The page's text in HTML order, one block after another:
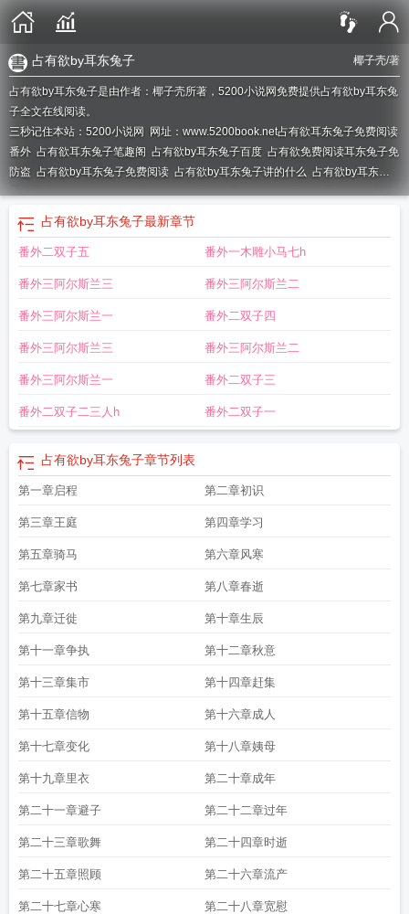
椰子壳/著
占有欲by耳东兔子
占有欲by耳东兔子是由作者：椰子壳所著，5200小说网免费提供占有欲by耳东兔
子全文在线阅读。
三秒记住本站：5200小说网 网址：www.5200book.net占有欲耳东兔子免费阅读
番外 占有欲耳东兔子笔趣阁 占有欲by耳东兔子百度 占有欲免费阅读耳东兔子免
防盗 占有欲by耳东兔子免费阅读 占有欲by耳东兔子讲的什么 占有欲by耳东兔
子好看吗占有欲by耳冬兔子占有欲by耳东兔子txt占有欲耳东兔子讲的啥占有
欲 番外耳东兔子
占有欲by耳东兔子42章
东兔子
占有欲by耳东兔子讲的是什么故事
兔子完整版占有欲耳东兔子百度 占有欲by耳东兔子TXT占有欲by耳东兔子讲什
子占有欲by耳东兔子晋江 占有欲by耳东兔子 笔趣阁占有欲耳东兔子TXT
欲全文阅读耳东兔子 占有欲耳东兔子讲的什么故事占有欲 耳东兔子txt
占有欲by耳东兔子最新章节
番外二双子五 番外一木雕小马七h
番外三阿尔斯兰三 番外三阿尔斯兰二
番外三阿尔斯兰一 番外二双子四
番外三阿尔斯兰三 番外三阿尔斯兰二
番外三阿尔斯兰一 番外二双子三
番外二双子二三人h 番外二双子一
占有欲by耳东兔子章节列表
第一章启程 第二章初识
第三章王庭 第四章学习
第五章骑马 第六章风寒
第七章家书 第八章春逝
第九章迁徙 第十章生辰
第十一章争执 第十二章秋意
第十三章集市 第十四章赶集
第十五章信物 第十六章成人
第十七章变化 第十八章姨母
第十九章里衣 第二十章成年
第二十一章避子 第二十二章过年
第二十三章歌舞 第二十四章时逝
第二十五章照顾 第二十六章流产
第二十七章心寒 第二十八章宽慰